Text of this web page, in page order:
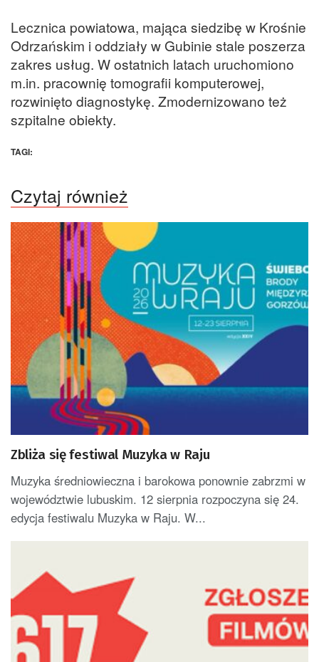
Lecznica powiatowa, mająca siedzibę w Krośnie
Odrzańskim i oddziały w Gubinie stale poszerza
zakres usług. W ostatnich latach uruchomiono
m.in. pracownię tomografii komputerowej,
rozwinięto diagnostykę. Zmodernizowano też
szpitalne obiekty.
TAGI:
Czytaj również
Zbliża się festiwal Muzyka w Raju
Muzyka średniowieczna i barokowa ponownie zabrzmi w
województwie lubuskim. 12 sierpnia rozpoczyna się 24.
edycja festiwalu Muzyka w Raju. W...